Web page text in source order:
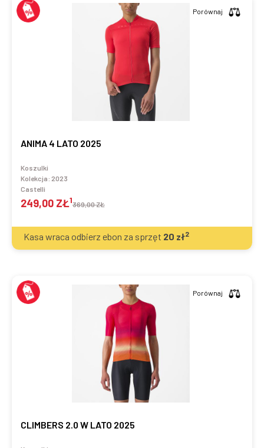
ANIMA 4 LATO 2025
Koszulki
Kolekcja: 2023
Castelli
249,00 ZŁ1369,00 ZŁ
Porównaj
Kasa wraca odbierz ebon za sprzęt 20 zł2
CLIMBERS 2.0 W LATO 2025
Porównaj